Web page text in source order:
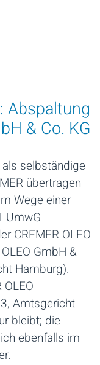
Abspaltung
& Co. KG
als selbständige
übertragen
Wege einer
UmwG
CREMER OLEO
GmbH &
Hamburg).
Amtsgericht
bleibt; die
ebenfalls im